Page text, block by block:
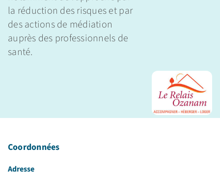
la réduction des risques et par
des actions de médiation
auprès des professionnels de
santé.
Coordonnées
Adresse